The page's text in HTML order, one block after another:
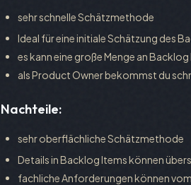
sehr schnelle Schätzmethode
Ideal für eine initiale Schätzung des
es kann eine große Menge an
als Product Owner bekommst du
Nachteile:
sehr oberflächliche Schätzmethode
Details in Backlog Items können
fachliche Anforderungen können